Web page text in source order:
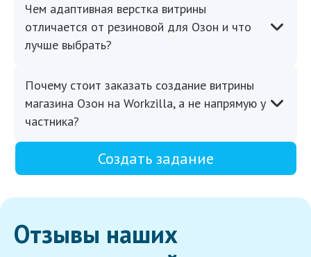
Чем адаптивная верстка витрины
отличается от резиновой для Озон и что
лучше выбрать?
Почему стоит заказать создание витрины
магазина Озон на Workzilla, а не напрямую у
частника?
Создать задание
Отзывы наших